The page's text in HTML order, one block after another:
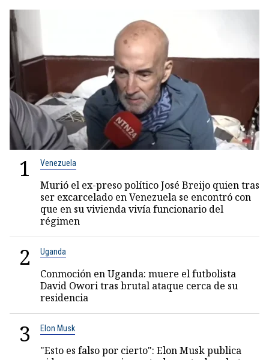
1 Venezuela
Murió el ex-preso político José Breijo quien tras
ser excarcelado en Venezuela se encontró con
que en su vivienda vivía funcionario del
régimen
2 Uganda
Conmoción en Uganda: muere el futbolista
David Owori tras brutal ataque cerca de su
residencia
3 Elon Musk
"Esto es falso por cierto": Elon Musk publica